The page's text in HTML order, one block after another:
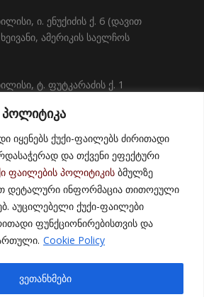
პოლიტიკა
იყენებს ქუქი-ფაილებს ძირითადი
და თქვენი ეფექტური
ფაილების პოლიტიკის ბმულზე
დეტალური ინფორმაცია თითოეული
აუცილებელი ქუქი-ფაილები
ფუნქციონირებისთვის და
Cookie Policy
ვეთანხმები
ი. ენუქიძის ქ. 6 (დავით
ამერიკის საელჩოს
ტ. ფუტკარაძის ქ. 1
41;
East European University